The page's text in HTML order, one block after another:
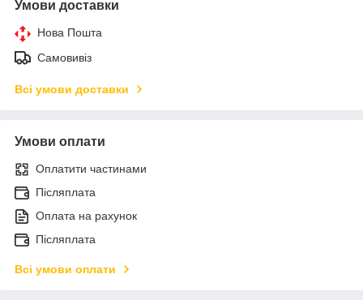
Умови доставки
Нова Пошта
Самовивіз
Всі умови доставки
Умови оплати
Оплатити частинами
Післяплата
Оплата на рахунок
Післяплата
Всі умови оплати